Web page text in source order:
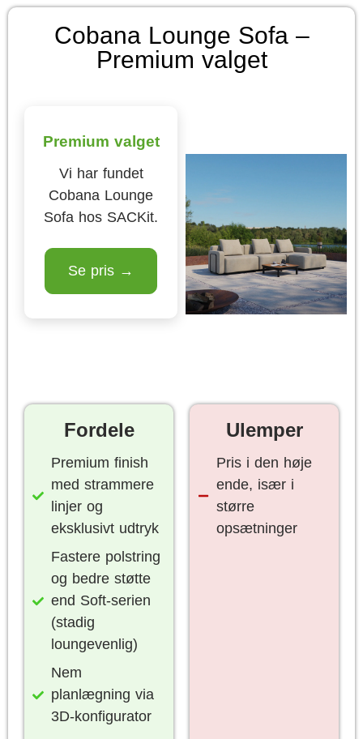
Cobana Lounge Sofa –
Premium valget
Premium valget
Vi har fundet
Cobana Lounge
Sofa hos SACKit.
Se pris →
Fordele
Premium finish
med strammere
linjer og
eksklusivt udtryk
Fastere polstring
og bedre støtte
end Soft-serien
(stadig
loungevenlig)
Nem
planlægning via
3D-konfigurator
Ulemper
Pris i den høje
ende, især i
større
opsætninger